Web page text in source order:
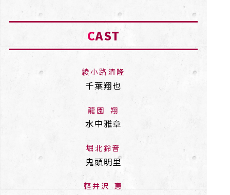
CAST
綾小路清隆
千葉翔也
龍園 翔
水中雅章
堀北鈴音
鬼頭明里
軽井沢 恵